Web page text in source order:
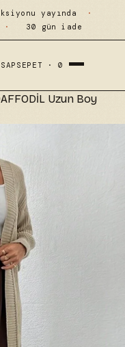
yayında
·
· 30 gün iade
SEPET ·0
Uzun Boy